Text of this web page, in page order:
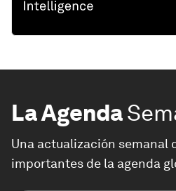
La Agenda
Una actualización semanal
importantes de la agenda